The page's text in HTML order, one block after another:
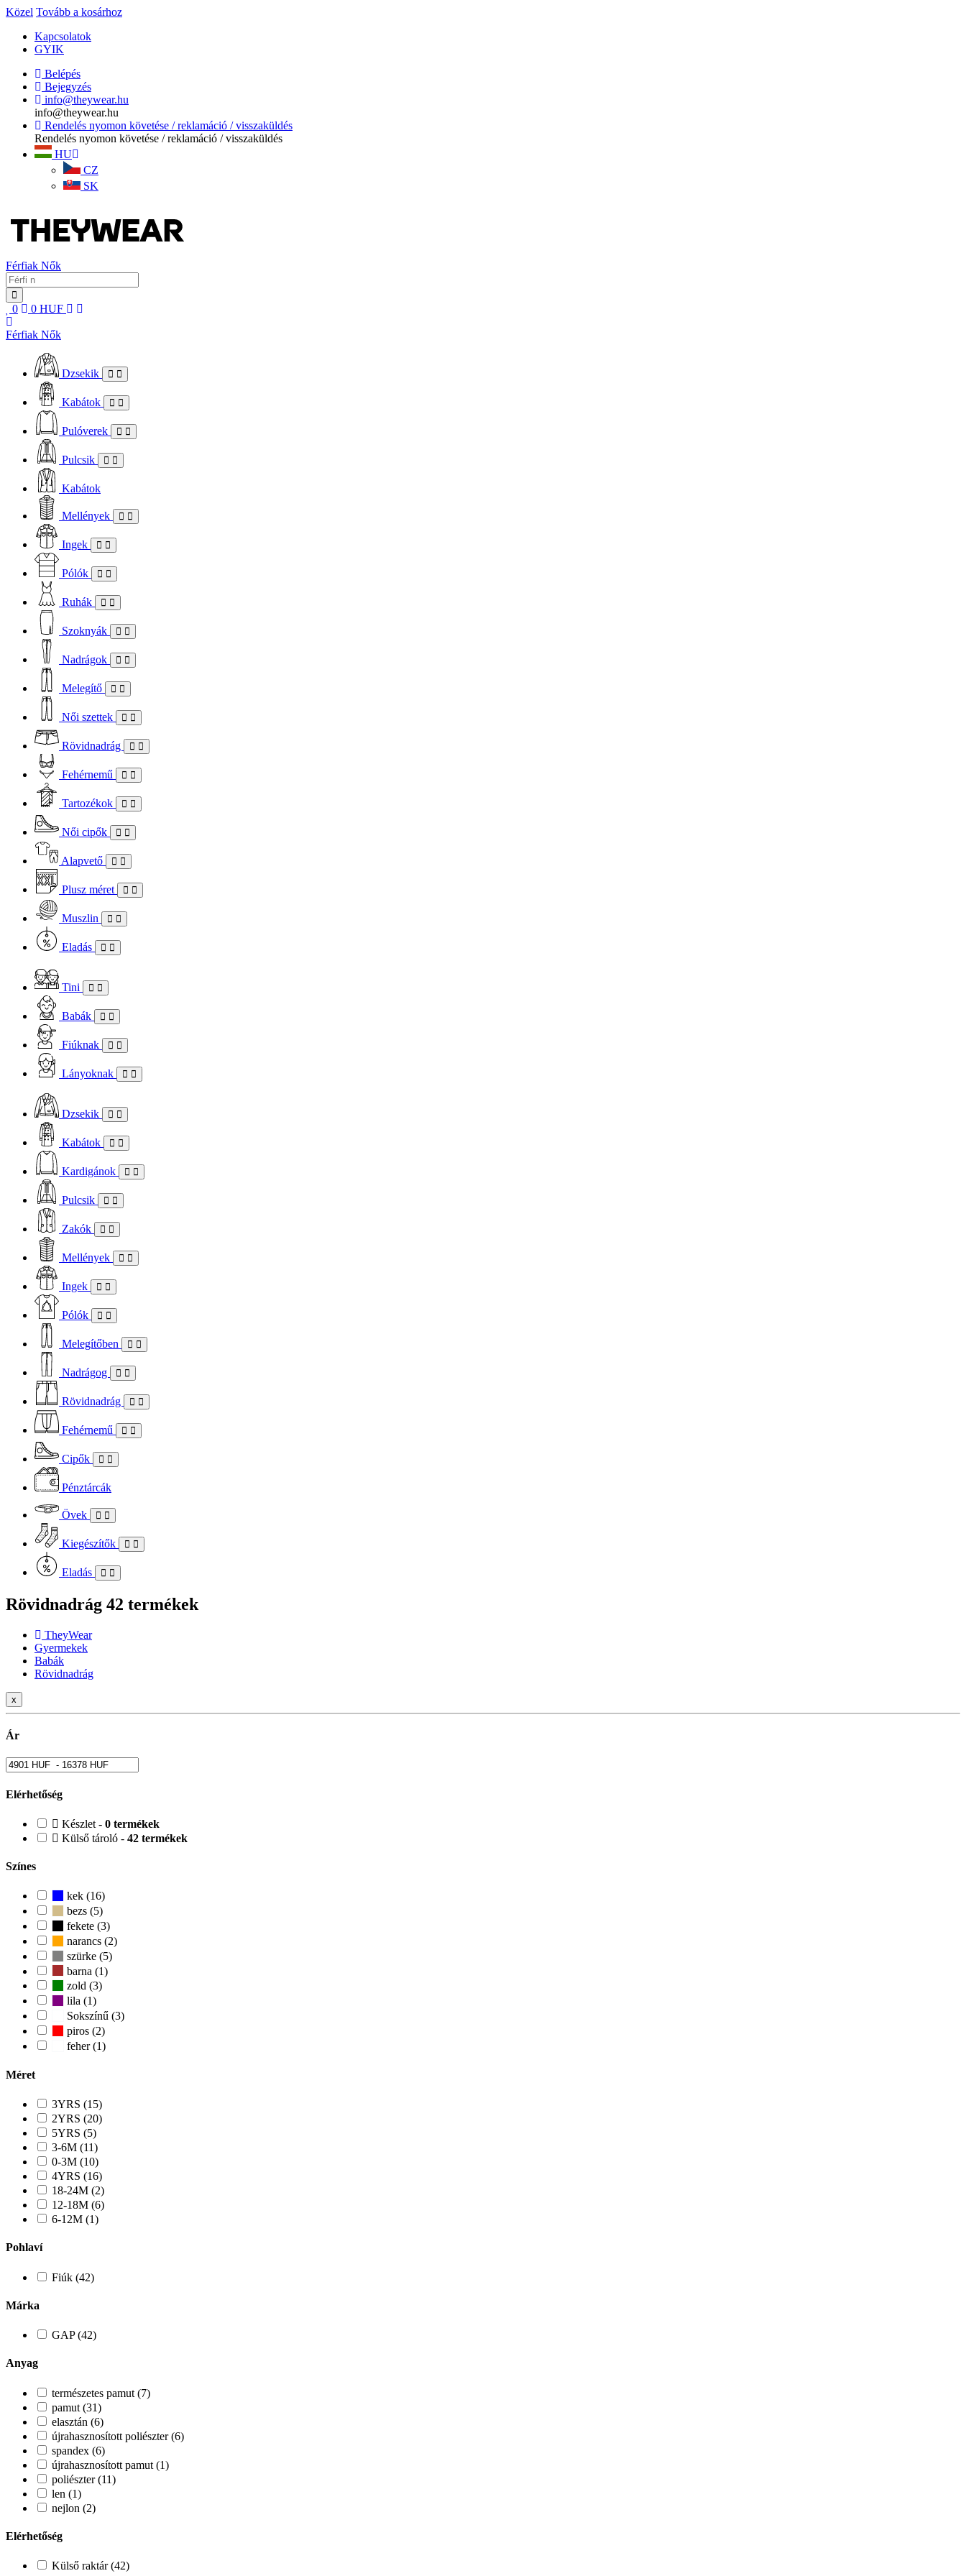
Közel Tovább a kosárhoz
Kapcsolatok
GYIK
Belépés
Bejegyzés
info@theywear.hu
info@theywear.hu
Rendelés nyomon követése / reklamáció / visszaküldés
Rendelés nyomon követése / reklamáció / visszaküldés
HU
CZ
SK
Férfiak Nők
0 0 HUF
Férfiak Nők
Dzsekik
Kabátok
Pulóverek
Pulcsik
Kabátok
Mellények
Ingek
Pólók
Ruhák
Szoknyák
Nadrágok
Melegítő
Női szettek
Rövidnadrág
Fehérnemű
Tartozékok
Női cipők
Alapvető
Plusz méret
Muszlin
Eladás
Tini
Babák
Fiúknak
Lányoknak
Dzsekik
Kabátok
Kardigánok
Pulcsik
Zakók
Mellények
Ingek
Pólók
Melegítőben
Nadrágog
Rövidnadrág
Fehérnemű
Cipők
Pénztárcák
Övek
Kiegészítők
Eladás
Rövidnadrág 42 termékek
TheyWear
Gyermekek
Babák
Rövidnadrág
x
Ár
Elérhetőség
Készlet - 0 termékek
Külső tároló - 42 termékek
Színes
kek (16)
bezs (5)
fekete (3)
narancs (2)
szürke (5)
barna (1)
zold (3)
lila (1)
Sokszínű (3)
piros (2)
feher (1)
Méret
3YRS (15)
2YRS (20)
5YRS (5)
3-6M (11)
0-3M (10)
4YRS (16)
18-24M (2)
12-18M (6)
6-12M (1)
Pohlaví
Fiúk (42)
Márka
GAP (42)
Anyag
természetes pamut (7)
pamut (31)
elasztán (6)
újrahasznosított poliészter (6)
spandex (6)
újrahasznosított pamut (1)
poliészter (11)
len (1)
nejlon (2)
Elérhetőség
Külső raktár (42)